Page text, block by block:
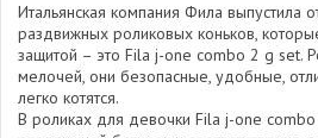
Итальянская компания Фила выпустила
раздвижных роликовых коньков,
защитой – это Fila j-one combo 2 g set.
мелочей, они безопасные, удобные,
легко котятся.
В роликах для девочки Fila j-one